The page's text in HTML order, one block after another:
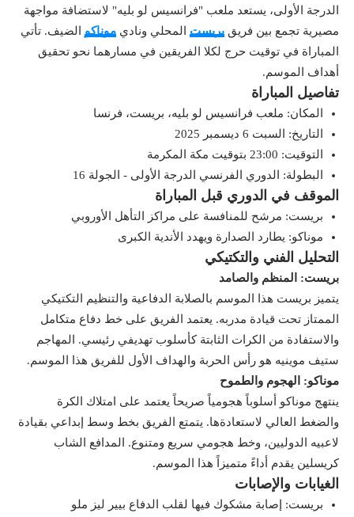
الدرجة الأولى، يستعد ملعب "فرانسيس لو بليه" لاستضافة مواجهة
مصيرية تجمع بين فريق بريستالمحلي ونادي موناكوالضيف. تأتي
المباراة في توقيت حرج لكلا الفريقين في مسارهما نحو تحقيق
أهداف الموسم.
تفاصيل المباراة
المكان: ملعب فرانسيس لو بليه، بريست، فرنسا
التاريخ: السبت 6 ديسمبر 2025
التوقيت: 23:00 بتوقيت مكة المكرمة
البطولة: الدوري الفرنسي الدرجة الأولى - الجولة 16
الموقف في الدوري قبل المباراة
بريست: مرشح للمنافسة على مراكز التأهل الأوروبي
موناكو: يطارد الصدارة ويهدد الأندية الكبرى
التحليل الفني والتكتيكي
بريست: المنظم والصامد
يتميز بريست هذا الموسم بالصلابة الدفاعية والتنظيم التكتيكي
الممتاز تحت قيادة مدربه. يعتمد الفريق على خط دفاع متكامل
والاستفادة من الكرات الثابتة كأسلوب تهديفي رئيسي. المهاجم
ستيف موينيه هو رأس الحربة والهداف الأول للفريق هذا الموسم.
موناكو: الهجوم والطموح
ينتهج موناكو أسلوباً هجومياً صريحاً يعتمد على امتلاك الكرة
والضغط العالي لاستعادةها. يتمتع الفريق بخط وسط إبداعي بقيادة
لاعبيه الدوليين، وخط هجومي سريع ومتنوع. المدافع الشاب
كريسلين يقدم أداءً متميزاً هذا الموسم.
الغيابات والإصابات
بريست: إصابة مشكوك فيها لقلب الدفاع بيير ليز ملو